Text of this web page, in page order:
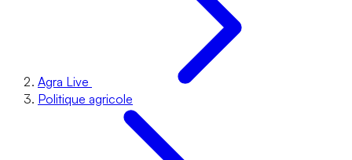
Agra Live
Politique agricole